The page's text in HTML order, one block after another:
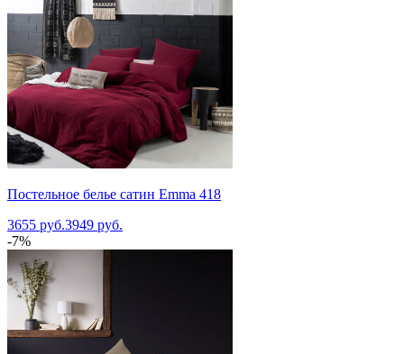
Постельное белье сатин Emma 418
3655 руб.3949 руб.
-7%